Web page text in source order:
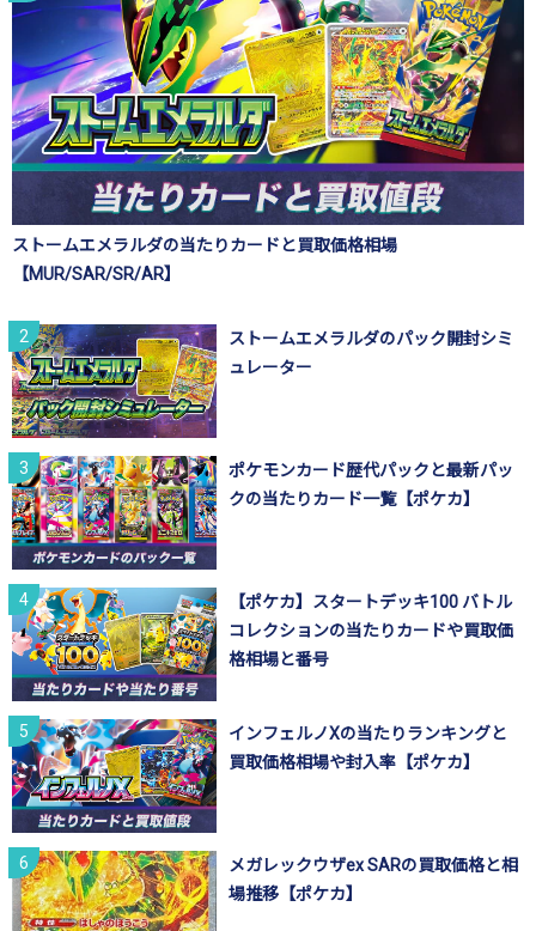
ストームエメラルダの当たりカードと買取価格相場
【MUR/SAR/SR/AR】
ストームエメラルダのパック開封シミ
ュレーター
ポケモンカード歴代パックと最新パッ
クの当たりカード一覧【ポケカ】
【ポケカ】スタートデッキ100 バトル
コレクションの当たりカードや買取価
格相場と番号
インフェルノXの当たりランキングと
買取価格相場や封入率【ポケカ】
メガレックウザex SARの買取価格と相
場推移【ポケカ】